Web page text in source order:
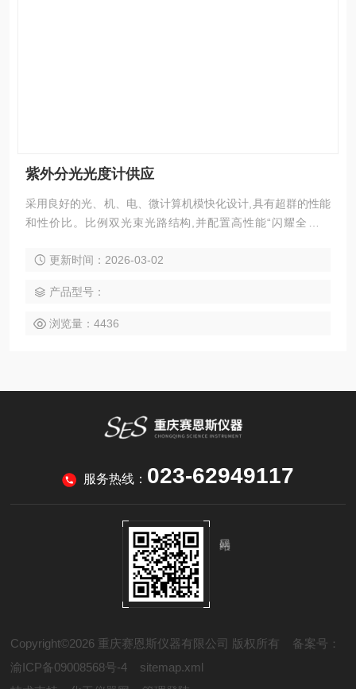
紫外分光光度计供应
采用良好的光、机、电、微计算机模快化设计,具有超群的性能
和性价比。比例双光束光路结构,并配置高性能“闪耀全息光
量准确性、重现性和稳定性。*的微处理功能、全自动的系统操
池联动以及光源反射镜微步切换技术。具有全波段扫描、分波
段扫描，定波长时间扫描、线性回归等曲线的绘制。
更新时间：2026-03-02
产品型号：
浏览量：4436
服务热线： 023-62949117
Copyright©2026 重庆赛恩斯仪器有限公司 版权所有 备案号：
渝ICP备09008568号-4
sitemap.xml